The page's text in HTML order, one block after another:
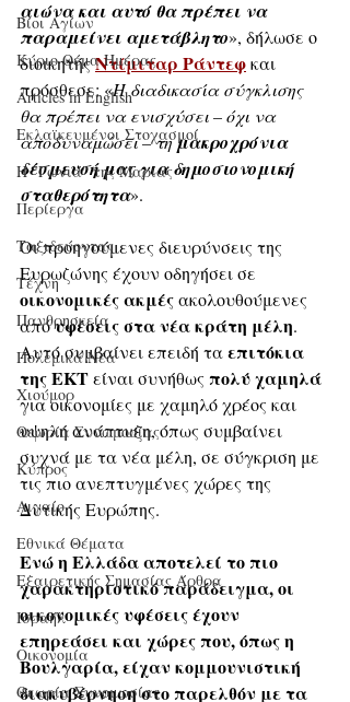
Βίοι Αγίων
Κύριο Θέμα Ημέρας
Articles in English
Εκλαϊκευμένοι Στοχασμοί
Η "Γωνιά" της Μαρίας
Περίεργα
Ταξιδεύοντας
Τέχνη
Πανθρησκεία
Πολεμικά Νέα
Χιούμορ
Θεωρία Συνωμοσίας
Κύπρος
Αιγαίο
Εθνικά Θέματα
Εξαιρετικής Σημασίας Άρθρα
Ισραήλ
Οικονομία
Θεωρία Συνομωσίας
αιώνα και αυτό θα πρέπει να
παραμείνει αμετάβλητο», δήλωσε ο
διοικητής Ντίμιταρ Ράντεφ και
πρόσθεσε: «Η διαδικασία σύγκλισης
θα πρέπει να ενισχύσει – όχι να
αποδυναμώσει – τη μακροχρόνια
δέσμευσή μας για δημοσιονομική
σταθερότητα».
Οι προηγούμενες διευρύνσεις της
Ευρωζώνης έχουν οδηγήσει σε
οικονομικές ακμές ακολουθούμενες
από υφέσεις στα νέα κράτη μέλη.
Αυτό συμβαίνει επειδή τα επιτόκια
της ΕΚΤ είναι συνήθως πολύ χαμηλά
για οικονομίες με χαμηλό χρέος και
υψηλή ανάπτυξη, όπως συμβαίνει
συχνά με τα νέα μέλη, σε σύγκριση με
τις πιο ανεπτυγμένες χώρες της
Δυτικής Ευρώπης.
Ενώ η Ελλάδα αποτελεί το πιο
χαρακτηριστικό παράδειγμα, οι
οικονομικές υφέσεις έχουν
επηρεάσει και χώρες που, όπως η
Βουλγαρία, είχαν κομμουνιστική
διακυβέρνηση στο παρελθόν με τα